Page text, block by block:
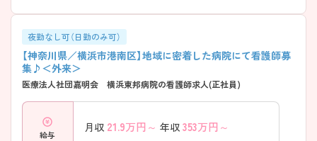
夜勤なし可（日勤のみ可）
【神奈川県／横浜市港南区】地域に密着した病院にて看護師募
集♪＜外来＞
医療法人社団嘉明会 横浜東邦病院の看護師求人(正社員)
給与
月収 21.9万円～ 年収 353万円～